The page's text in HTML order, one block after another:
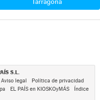
S.L.
Aviso legal
Política de privacidad
EL PAÍS en KIOSKOyMÁS
Índice